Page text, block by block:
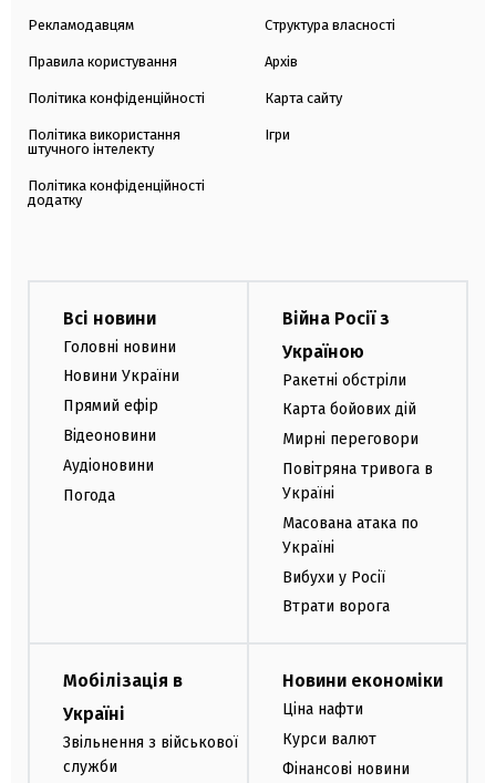
Рекламодавцям
Правила користування
Політика конфіденційності
Політика використання
штучного інтелекту
Політика конфіденційності
додатку
Структура власності
Архів
Карта сайту
Ігри
Всі новини
Головні новини
Новини України
Прямий ефір
Відеоновини
Аудіоновини
Погода
Війна Росії з
Україною
Ракетні обстріли
Карта бойових дій
Мирні переговори
Повітряна тривога в
Україні
Масована атака по
Україні
Вибухи у Росії
Втрати ворога
Мобілізація в
Україні
Звільнення з військової
служби
Новини економіки
Ціна нафти
Курси валют
Фінансові новини